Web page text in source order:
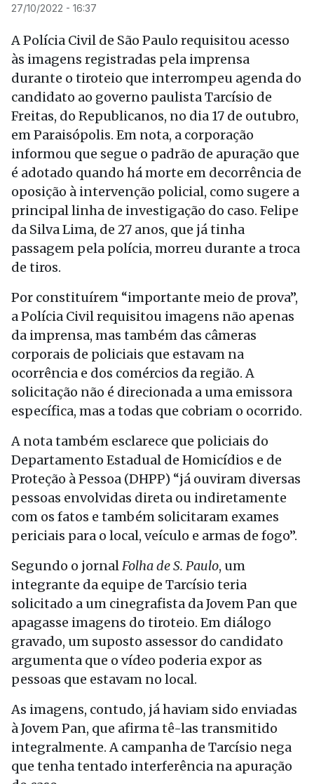
27/10/2022 - 16:37
A Polícia Civil de São Paulo requisitou acesso
às imagens registradas pela imprensa
durante o tiroteio que interrompeu agenda do
candidato ao governo paulista Tarcísio de
Freitas, do Republicanos, no dia 17 de outubro,
em Paraisópolis. Em nota, a corporação
informou que segue o padrão de apuração que
é adotado quando há morte em decorrência de
oposição à intervenção policial, como sugere a
principal linha de investigação do caso. Felipe
da Silva Lima, de 27 anos, que já tinha
passagem pela polícia, morreu durante a troca
de tiros.
Por constituírem “importante meio de prova”,
a Polícia Civil requisitou imagens não apenas
da imprensa, mas também das câmeras
corporais de policiais que estavam na
ocorrência e dos comércios da região. A
solicitação não é direcionada a uma emissora
específica, mas a todas que cobriam o ocorrido.
A nota também esclarece que policiais do
Departamento Estadual de Homicídios e de
Proteção à Pessoa (DHPP) “já ouviram diversas
pessoas envolvidas direta ou indiretamente
com os fatos e também solicitaram exames
periciais para o local, veículo e armas de fogo”.
Segundo o jornalFolha de S. Paulo, um
integrante da equipe de Tarcísio teria
solicitado a um cinegrafista da Jovem Pan que
apagasse imagens do tiroteio. Em diálogo
gravado, um suposto assessor do candidato
argumenta que o vídeo poderia expor as
pessoas que estavam no local.
As imagens, contudo, já haviam sido enviadas
à Jovem Pan, que afirma tê-las transmitido
integralmente. A campanha de Tarcísio nega
que tenha tentado interferência na apuração